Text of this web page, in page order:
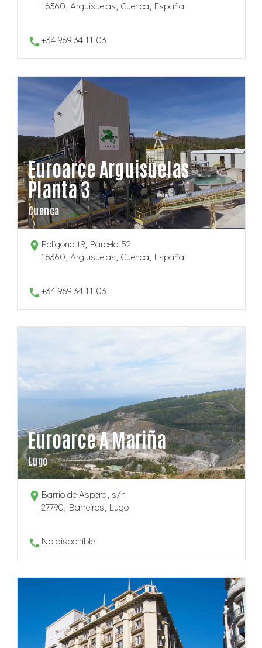
16360, Arguisuelas, Cuenca, España
+34 969 34 11 03
Euroarce Arguisuelas
Planta 3
Cuenca
Polígono 19, Parcela 52
16360, Arguisuelas, Cuenca, España
+34 969 34 11 03
Euroarce A Mariña
Lugo
Barrio de Aspera, s/n
27790, Barreiros, Lugo
No disponible